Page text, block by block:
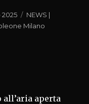
2025 Categorie
NEWS |
Milano
aperta